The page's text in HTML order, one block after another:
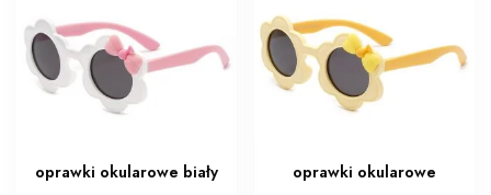
oprawki okularowe biały oprawki okularowe